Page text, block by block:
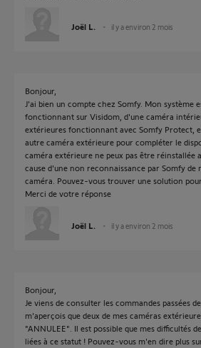
Joël L. il y a environ 2 mois
Bonjour,
J'ai bien un compte chez Somfy. Mon système
fonctionnant sur Visidom, d'une caméra
extérieures fonctionnant avec Somfy Protect,
autre caméra extérieure pour compléter le
caméra extérieure ne peux pas être réinstallée
cause d'une non reconnaissance par Somfy
caméra. Pouvez-vous trouver une solution
Merci de votre réponse
Joël L. il y a environ 2 mois
Bonjour,
Je viens de consulter les commandes passées
m'aperçois que deux de mes caméras
"ANNULEE". Il est possible que mes difficultés
liées à ce statut ! Pouvez-vous m'en dire plus